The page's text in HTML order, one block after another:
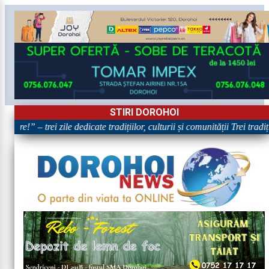
STIRI DOROHOI
– trei zile dedicate tradițiilor, culturii și comunității Trei